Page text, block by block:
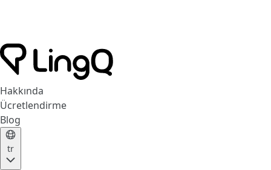
Hakkında
Ücretlendirme
Blog
tr